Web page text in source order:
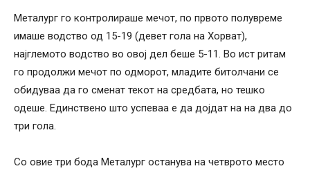
Металург го контролираше мечот, по првото полувреме
имаше водство од 15-19 (девет гола на Хорват),
најглемото водство во овој дел беше 5-11. Во ист ритам
го продолжи мечот по одморот, младите битолчани се
обидуваа да го сменат текот на средбата, но тешко
одеше. Единствено што успеваа е да дојдат на на два до
три гола.
Со овие три бода Металург останува на четврото место